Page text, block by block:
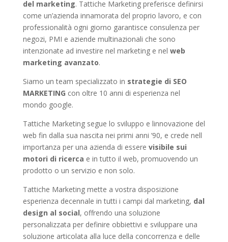
del marketing. Tattiche Marketing preferisce definirsi
come un’azienda innamorata del proprio lavoro, e con
professionalità ogni giorno garantisce consulenza per
negozi, PMI e aziende multinazionali che sono
intenzionate ad investire nel marketing e nel web
marketing avanzato.
Siamo un team specializzato in strategie di SEO
MARKETING con oltre 10 anni di esperienza nel
mondo google.
Tattiche Marketing segue lo sviluppo e linnovazione del
web fin dalla sua nascita nei primi anni ’90, e crede nell
importanza per una azienda di essere visibile sui
motori di ricerca e in tutto il web, promuovendo un
prodotto o un servizio e non solo.
Tattiche Marketing mette a vostra disposizione
esperienza decennale in tutti i campi dal marketing, dal
design al social, offrendo una soluzione
personalizzata per definire obbiettivi e sviluppare una
soluzione articolata alla luce della concorrenza e delle